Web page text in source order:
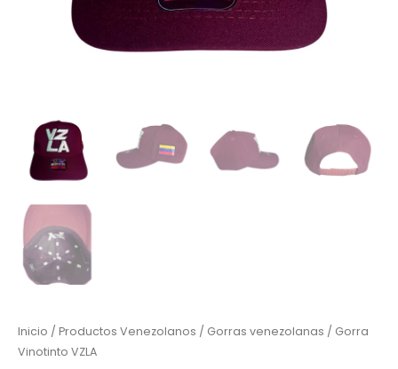
Inicio / Productos Venezolanos / Gorras venezolanas / Gorra
Vinotinto VZLA